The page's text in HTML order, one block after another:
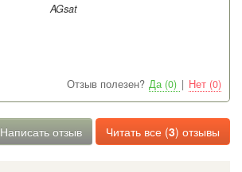
AGsat
Отзыв полезен? Да (0) | Нет (0)
Написать отзыв Читать все (3) отзывы